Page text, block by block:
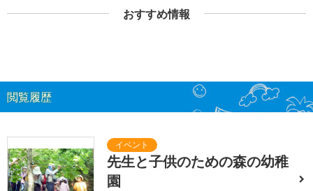
おすすめ情報
閲覧履歴
先生と子供のための森の幼稚
園